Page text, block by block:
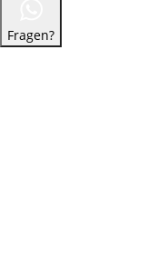
Fragen?